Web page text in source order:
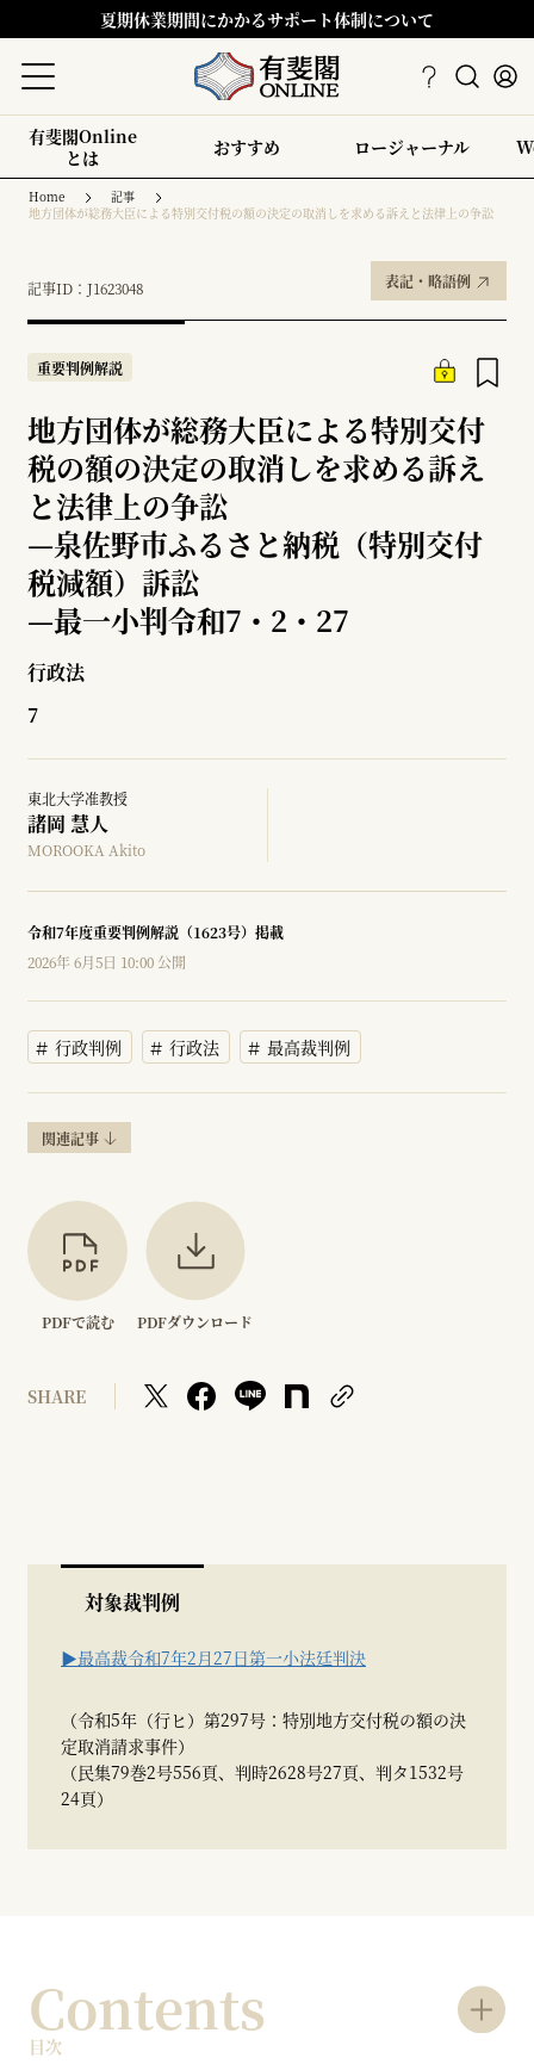
夏期休業期間にかかるサポート体制について
有斐閣Online
とは
おすすめ ロージャーナル
Home
記事
地方団体が総務大臣による特別交付税の額の決定の取消しを求める訴えと法律上の争訟
記事ID：J1623048 表記・略語例
重要判例解説
地方団体が総務大臣による特別交付
税の額の決定の取消しを求める訴え
と法律上の争訟
—泉佐野市ふるさと納税（特別交付
税減額）訴訟
—最一小判令和7・2・27
行政法
7
東北大学准教授
諸岡 慧人
MOROOKA Akito
令和7年度重要判例解説（1623号）掲載
2026年 6月5日 10:00 公開
行政判例 行政法 最高裁判例
関連記事
PDFで読む PDFダウンロード
SHARE
対象裁判例
▶最高裁令和7年2月27日第一小法廷判決
（令和5年（行ヒ）第297号：特別地方交付税の額の決
定取消請求事件）
（民集79巻2号556頁、判時2628号27頁、判タ1532号
24頁）
Contents
目次